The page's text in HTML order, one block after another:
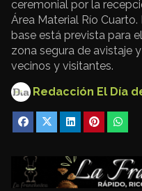
ceremonial por la
Área Material Río
base está prevista para
zona segura de avistaje
vecinos y visitantes.
Redacción El Día